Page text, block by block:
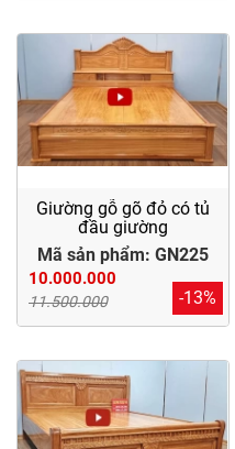
Giường gỗ gõ đỏ có tủ
đầu giường
Mã sản phẩm: GN225
10.000.000
11.500.000 -13%